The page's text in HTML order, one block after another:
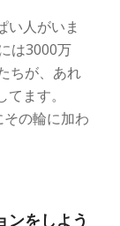
い人がいま
は3000万
ちが、あれ
ます。
その輪に加わ
ンをしよう